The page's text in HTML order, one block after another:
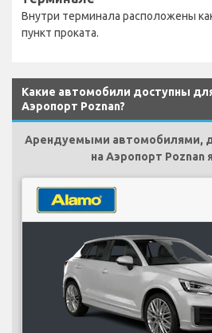
Внутри терминала расположены
пункт проката.
Какие автомобили доступны
Аэропорт Poznan?
Арендуемыми автомобилями,
на Аэропорт Poznan